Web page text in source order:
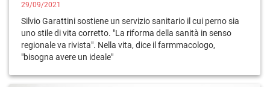
29/09/2021
Silvio Garattini sostiene un servizio sanitario il cui perno sia
uno stile di vita corretto. "La riforma della sanità in senso
regionale va rivista". Nella vita, dice il farmmacologo,
"bisogna avere un ideale"